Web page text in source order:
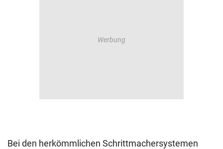
Bei den herkömmlichen Schrittmachersystemen